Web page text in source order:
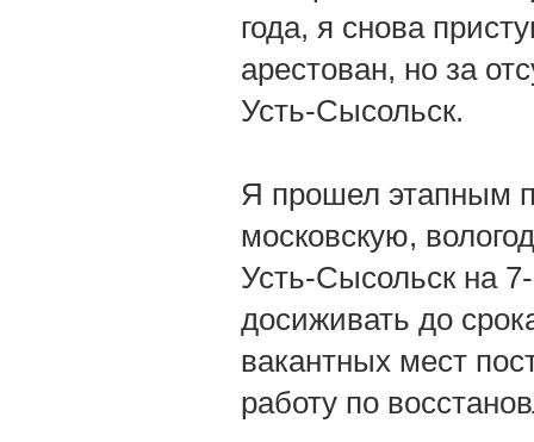
года, я снова
арестован, но за
Усть-Сысольск.
Я прошел этапным
московскую,
Усть-Сысольск на
досиживать до
вакантных мест
работу по